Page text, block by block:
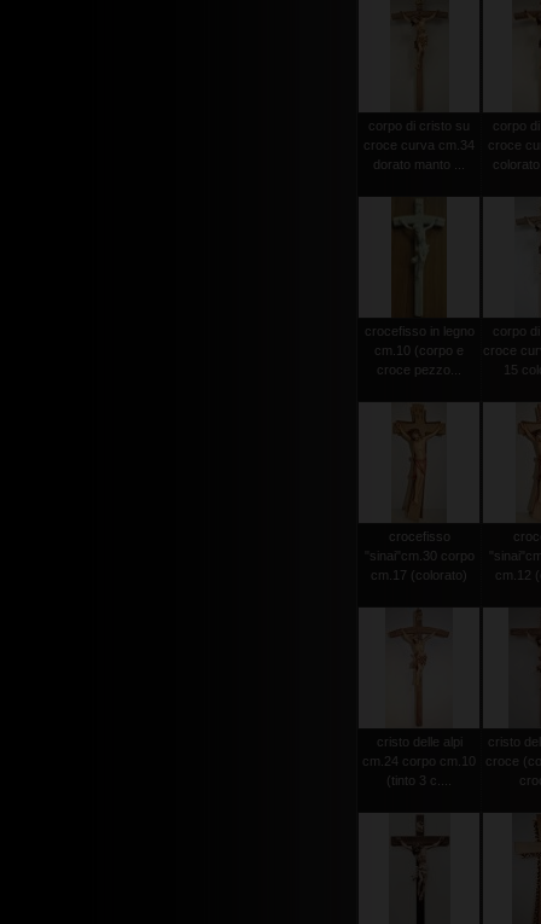
corpo di cristo su
croce curva cm.34
dorato manto ...
corpo
croce
crocefisso in legno
cm.10 (corpo e
croce pezzo...
corpo
croce
15
crocefisso
"sinai"cm.30 corpo
cm.17 (colorato)
cm.12
cristo delle alpi
cm.24 corpo cm.10
(tinto 3 c....
cristo
croce